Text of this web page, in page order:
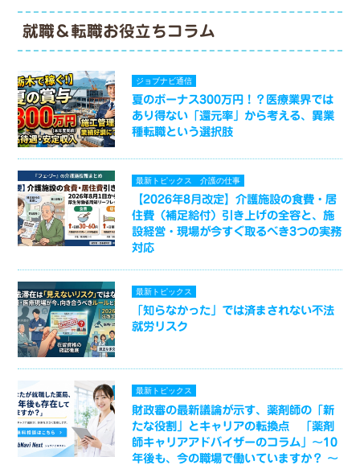
就職＆転職お役立ちコラム
ジョブナビ通信
夏のボーナス300万円！？医療業界では
あり得ない「還元率」から考える、異業
種転職という選択肢
最新トピックス 介護の仕事
【2026年8月改定】介護施設の食費・居
住費（補足給付）引き上げの全容と、施
設経営・現場が今すぐ取るべき3つの実務
対応
最新トピックス
「知らなかった」では済まされない不法
就労リスク
最新トピックス
財政審の最新議論が示す、薬剤師の「新
たな役割」とキャリアの転換点 「薬剤
師キャリアアドバイザーのコラム」～10
年後も、今の職場で働いていますか？ ～